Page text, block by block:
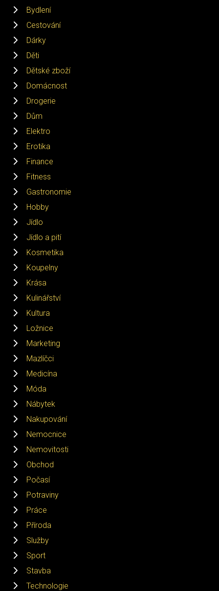
Bydlení
Cestování
Dárky
Děti
Dětské zboží
Domácnost
Drogerie
Dům
Elektro
Erotika
Finance
Fitness
Gastronomie
Hobby
Jídlo
Jídlo a pití
Kosmetika
Koupelny
Krása
Kulinářství
Kultura
Ložnice
Marketing
Mazlíčci
Medicína
Móda
Nábytek
Nakupování
Nemocnice
Nemovitosti
Obchod
Počasí
Potraviny
Práce
Příroda
Služby
Sport
Stavba
Technologie